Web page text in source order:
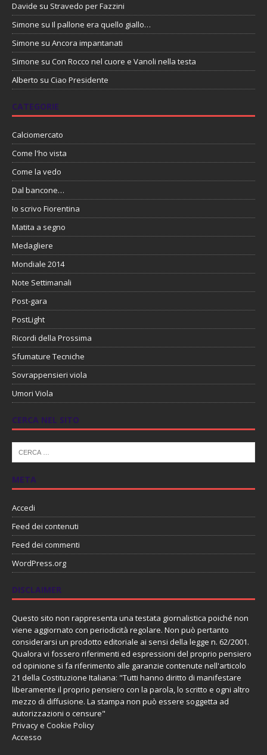
Davide su Stravedo per Fazzini
Simone su Il pallone era quello giallo…
Simone su Ancora impantanati
Simone su Con Rocco nel cuore e Vanoli nella testa
Alberto su Ciao Presidente
CATEGORIE
Calciomercato
Come l'ho vista
Come la vedo
Dal bancone…
Io scrivo Fiorentina
Matita a segno
Medagliere
Mondiale 2014
Note Settimanali
Post-gara
PostLight
Ricordi della Prossima
Sfumature Tecniche
Sovrappensieri viola
Umori Viola
CERCA NEL SITO
META
Accedi
Feed dei contenuti
Feed dei commenti
WordPress.org
DISCLAIMER
Questo sito non rappresenta una testata giornalistica poiché non
viene aggiornato con periodicità regolare. Non può pertanto
considerarsi un prodotto editoriale ai sensi della legge n. 62/2001.
Qualora vi fossero riferimenti ed espressioni del proprio pensiero
od opinione si fa riferimento alle garanzie contenute nell'articolo
21 della Costituzione Italiana: "Tutti hanno diritto di manifestare
liberamente il proprio pensiero con la parola, lo scritto e ogni altro
mezzo di diffusione. La stampa non può essere soggetta ad
autorizzazioni o censure"
Privacy e Cookie Policy
Accesso